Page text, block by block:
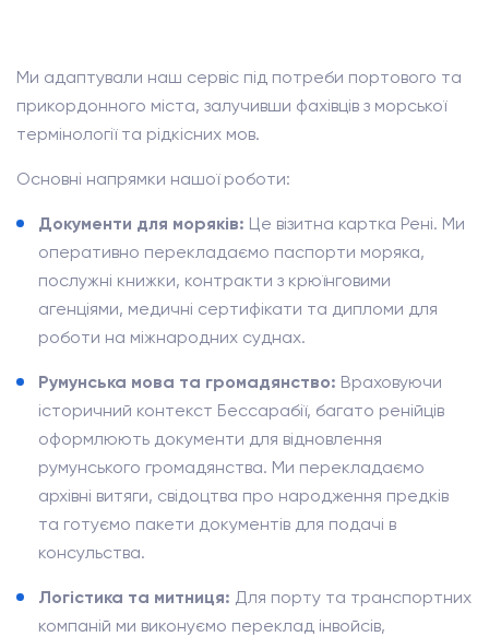
Ми адаптували наш сервіс під потреби портового та
прикордонного міста, залучивши фахівців з морської
термінології та рідкісних мов.
Основні напрямки нашої роботи:
Документи для моряків: Це візитна картка Рені. Ми
оперативно перекладаємо паспорти моряка,
послужні книжки, контракти з крюїнговими
агенціями, медичні сертифікати та дипломи для
роботи на міжнародних суднах.
Румунська мова та громадянство: Враховуючи
історичний контекст Бессарабії, багато ренійців
оформлюють документи для відновлення
румунського громадянства. Ми перекладаємо
архівні витяги, свідоцтва про народження предків
та готуємо пакети документів для подачі в
консульства.
Логістика та митниця: Для порту та транспортних
компаній ми виконуємо переклад інвойсів,